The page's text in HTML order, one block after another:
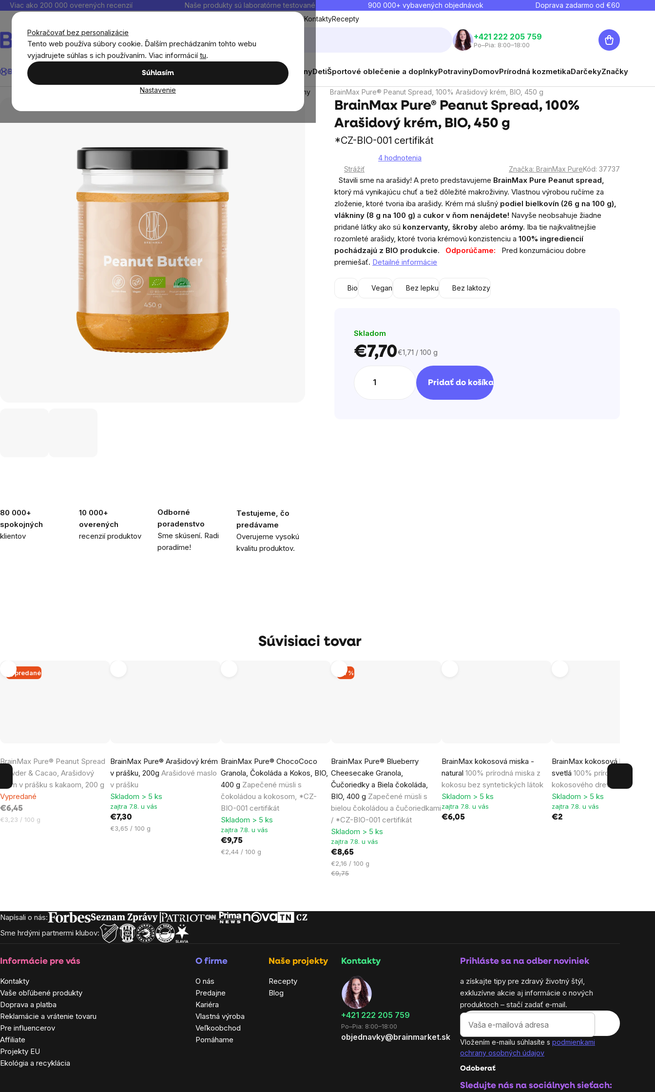
Pokračovať bez personalizácie
Tento web používa súbory cookie. Ďalším prechádzaním tohto webu
vyjadrujete súhlas s ich používaním. Viac informácií tu.
Súhlasím
Nastavenie
PrejsťViac ako 200 000 overených recenzií Naše produkty sú laboratórne testované 900 000+ vybavených objednávok Doprava zadarmo od €60
Doprava a platbaKontaktyRecepty
Hľadať
+421 222 205 759
Po–Pia: 8:00–18:00
Nákupný
košík
BrainMax® Výživové doplnky Muži ŽenyDetiŠportové oblečenie a doplnkyPotravinyDomovPrírodná kozmetikaDarčekyZnačky
Orechové krémy, džemy a marmelády 100% orechové krémy BrainMax Pure® Peanut Spread, 100% Arašidový krém, BIO, 450 g
BrainMax Pure® Peanut Spread, 100%
Arašidový krém, BIO, 450 g
*CZ-BIO-001 certifikát
hodnotenie
5,0
5
hviezdičiek.
4 hodnotenia
80 000+
spokojných
klientov
10 000+
overených
recenzií produktov
Odborné
poradenstvo
Sme skúsení. Radi
poradíme!
Testujeme, čo
predávame
Overujeme vysokú
kvalitu produktov.
Strážiť Značka: BrainMax PureKód: 37737
Stavili sme na arašidy! A preto predstavujeme BrainMax Pure Peanut spread,
ktorý má vynikajúcu chuť a tiež dôležité makroživiny. Vlastnou výrobou ručíme za
zloženie, ktoré tvoria iba arašidy. Krém má slušný podiel bielkovín (26 g na 100 g),
vlákniny (8 g na 100 g) a cukor v ňom nenájdete! Navyše neobsahuje žiadne
pridané látky ako sú konzervanty, škroby alebo arómy. Iba tie najkvalitnejšie
rozomleté arašidy, ktoré tvoria krémovú konzistenciu a 100% ingrediencií
pochádzajú z BIO produkcie.
Odporúčame:
Pred konzumáciou dobre
premiešať. Detailné informácie
Bio Vegan Bez lepku Bez laktozy
Skladom
€7,70 Jednotková
€1,71 / 100 g
Pridať do košíka
Súvisiaci tovar
Vypredané
BrainMax Pure® Peanut Spread
Powder & Cacao, Arašidový
krém v prášku s kakaom, 200 g
hodnotenie
produktu
je
5,0
z
5
Vypredané
€6,45
Jednotková
€3,23 / 100 g
BrainMax Pure® Arašidový krém
v prášku, 200gArašidové maslo
v prášku
hodnotenie
produktu
je
5,0
z
Skladom > 5 ks
zajtra 7.8. u vás
€7,30
Jednotková
€3,65 / 100 g
BrainMax Pure® ChocoCoco
Granola, Čokoláda a Kokos, BIO,
400 g Zapečené müsli s
čokoládou a kokosom, *CZ-
BIO-001 certifikát
hodnotenie
produktu
je
4,8
z
5
hviezdičiek.
Skladom > 5 ks
zajtra 7.8. u vás
€9,75
Jednotková
€2,44 / 100 g
–11 %
BrainMax Pure® Blueberry
Cheesecake Granola,
Čučoriedky a Biela čokoláda,
BIO, 400 g Zapečené müsli s
bielou čokoládou a čučoriedkami
/ *CZ-BIO-001 certifikát
hodnotenie
produktu
je
5,0
z
5
hviezdičiek.
Skladom > 5 ks
zajtra 7.8. u vás
€8,65
Jednotková
cena:
€2,16 / 100 g
€9,75
BrainMax kokosová miska -
natural 100% prírodná miska z
kokosu bez syntetických látok
hodnotenie
produktu
je
3,5
z
Skladom > 5 ks
zajtra 7.8. u vás
€6,05
BrainMax kokosová lyžica -
svetlá 100% prírodná lyžica z
kokosového dreva
hodnotenie
produktu
je
5,0
z
Skladom > 5 ks
zajtra 7.8. u vás
€2
Zápätie
Napísali o nás:
Sme hrdými partnermi klubov:
Informácie pre vás
Kontakty
Vaše obľúbené produkty
Doprava a platba
Reklamácie a vrátenie tovaru
Pre influencerov
Affiliate
Projekty EU
Ekológia a recyklácia
O firme
O nás
Predajne
Kariéra
Vlastná výroba
Veľkoobchod
Pomáhame
Naše projekty
Recepty
Blog
Kontakty
+421 222 205 759
Po–Pia: 8:00–18:00
objednavky@brainmarket.sk
Prihláste sa na odber noviniek
a získajte tipy pre zdravý životný štýl,
exkluzívne akcie aj informácie o nových
produktoch – stačí zadať e‑mail.
Vložením e-mailu súhlasíte s podmienkami
ochrany osobných údajov
Odoberať
Sledujte nás na sociálnych sieťach: